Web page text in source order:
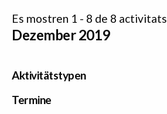
Es mostren 1 - 8 de 8 activitats
Dezember 2019
Aktivitätstypen
Termine